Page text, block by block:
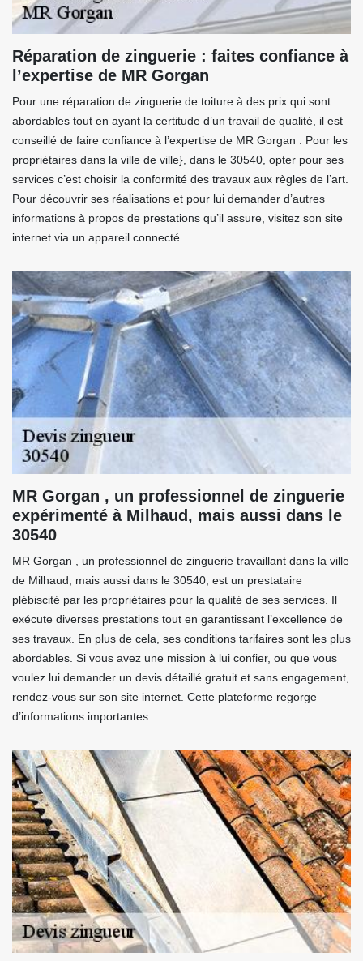
Réparation de zinguerie : faites confiance à
l’expertise de MR Gorgan
Pour une réparation de zinguerie de toiture à des prix qui sont
abordables tout en ayant la certitude d’un travail de qualité, il est
conseillé de faire confiance à l’expertise de MR Gorgan . Pour les
propriétaires dans la ville de ville}, dans le 30540, opter pour ses
services c’est choisir la conformité des travaux aux règles de l’art.
Pour découvrir ses réalisations et pour lui demander d’autres
informations à propos de prestations qu’il assure, visitez son site
internet via un appareil connecté.
MR Gorgan , un professionnel de zinguerie
expérimenté à Milhaud, mais aussi dans le
30540
MR Gorgan , un professionnel de zinguerie travaillant dans la ville
de Milhaud, mais aussi dans le 30540, est un prestataire
plébiscité par les propriétaires pour la qualité de ses services. Il
exécute diverses prestations tout en garantissant l’excellence de
ses travaux. En plus de cela, ses conditions tarifaires sont les plus
abordables. Si vous avez une mission à lui confier, ou que vous
voulez lui demander un devis détaillé gratuit et sans engagement,
rendez-vous sur son site internet. Cette plateforme regorge
d’informations importantes.